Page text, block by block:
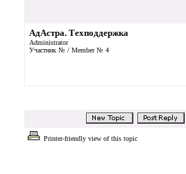
АдАстра. Техподдержка
Administrator
Участник № / Member № 4
Printer-friendly view of this topic